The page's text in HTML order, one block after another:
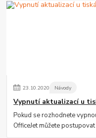
23.10.2020 Návody
Vypnutí aktualizací u
Pokud se rozhodnete
OfficeJet můžete